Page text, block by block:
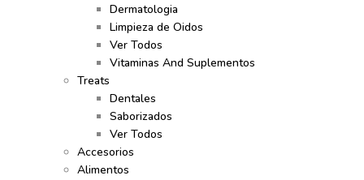
Dermatologia
Limpieza de Oidos
Ver Todos
Vitaminas And Suplementos
Treats
Dentales
Saborizados
Ver Todos
Accesorios
Alimentos